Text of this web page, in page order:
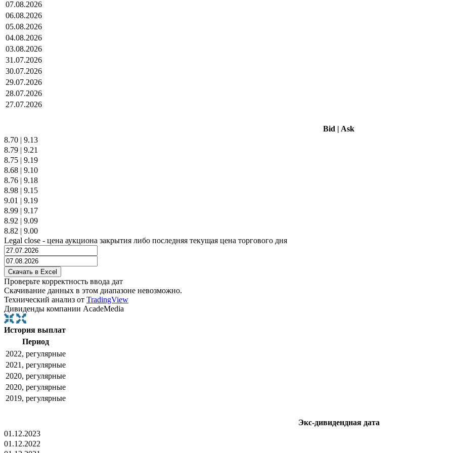
07.08.2026
06.08.2026
05.08.2026
04.08.2026
03.08.2026
31.07.2026
30.07.2026
29.07.2026
28.07.2026
27.07.2026
Bid | Ask
8.70 | 9.13
8.79 | 9.21
8.75 | 9.19
8.68 | 9.10
8.76 | 9.18
8.98 | 9.15
9.01 | 9.19
8.99 | 9.17
8.92 | 9.09
8.82 | 9.00
Legal close - цена аукциона закрытия либо последняя текущая цена торгового дня
Проверьте корректность ввода дат
Скачивание данных в этом диапазоне невозможно.
Технический анализ от TradingView
Дивиденды компании AcadeMedia
История выплат
Период
2022, регулярные
2021, регулярные
2020, регулярные
2020, регулярные
2019, регулярные
Экс-дивидендная дата
01.12.2023
01.12.2022